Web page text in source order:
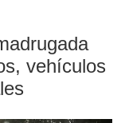
vehículos